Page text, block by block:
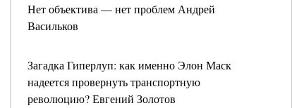
Нет объектива — нет проблем Андрей
Васильков
Загадка Гиперлуп: как именно Элон Маск
надеется провернуть транспортную
революцию? Евгений Золотов